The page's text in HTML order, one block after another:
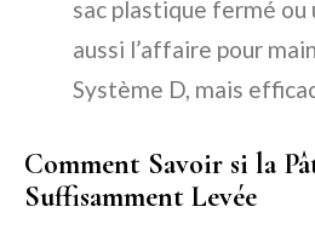
sac plastique fermé
aussi l’affaire pour
Système D, mais
Comment Savoir si la
Suffisamment Levée